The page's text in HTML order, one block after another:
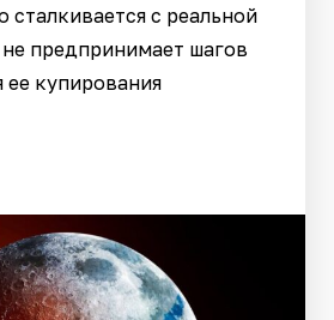
сталкивается с реальной
предпринимает шагов
ее купирования